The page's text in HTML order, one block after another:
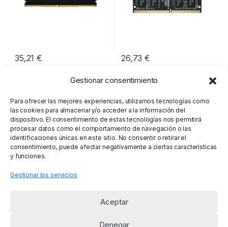
Gestionar consentimiento
Para ofrecer las mejores experiencias, utilizamos tecnologías como
las cookies para almacenar y/o acceder a la información del
dispositivo. El consentimiento de estas tecnologías nos permitirá
procesar datos como el comportamiento de navegación o las
identificaciones únicas en este sitio. No consentir o retirar el
consentimiento, puede afectar negativamente a ciertas características
y funciones.
Gestionar los servicios
Aceptar
Denegar
35,21€ 26,73€
Mostrando los 8 resultados